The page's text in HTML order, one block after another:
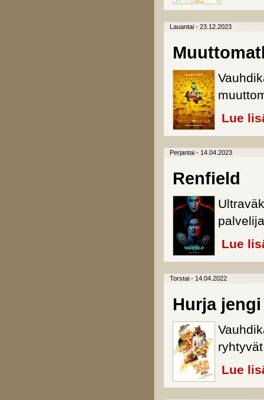
Lauantai - 23.12.2023
Lue
Perjantai - 14.04.2023
Renfield
Lue
Torstai - 14.04.2022
Hurja jengi
Lue